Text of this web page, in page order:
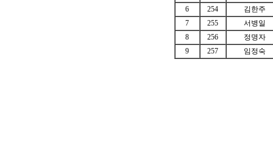
6
254
김한주
7
255
서병일
8
256
정명자
9
257 임정숙